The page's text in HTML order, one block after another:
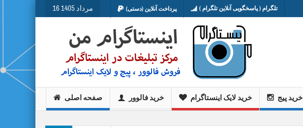
16 مرداد 1405 پرداخت آنلاین (دستی) تلگرام ( پاسخگویی آنلاین تلگرام )
صفحه اصلی خرید فالوور خرید لایک اینستاگرام خرید پیج